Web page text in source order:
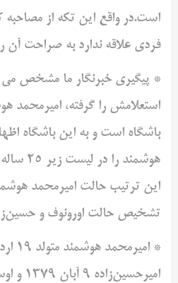
است.در واقع این تکه از
فردی علاقه ندارد به صراحت آن
* پیگیری خبرنگار ما مشخص می
استعلامش را گرفته، امیرمحمد
باشگاه است و به این باشگاه
هوشمند
این ترتیب حالت امیرمحمد
تشخیص حالت اورونوف و